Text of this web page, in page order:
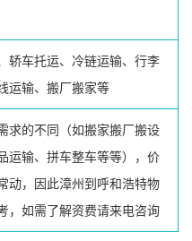
轿车托运、冷链运输、行李
运输、搬厂搬家等
求的不同（如搬家搬厂搬设
运输、拼车整车等等），价
动，因此漳州到呼和浩特物
，如需了解资费请来电咨询